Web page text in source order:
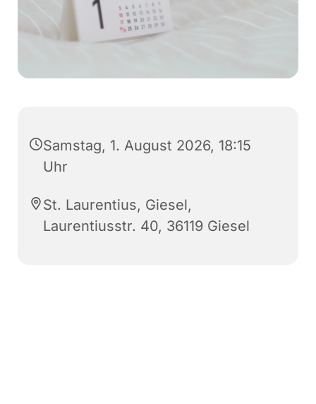
Samstag, 1. August 2026, 18:15
Uhr
St. Laurentius, Giesel,
Laurentiusstr. 40, 36119 Giesel